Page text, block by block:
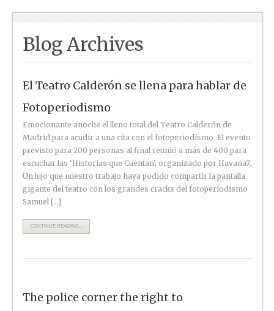
Blog Archives
El Teatro Calderón se llena para hablar de
Fotoperiodismo
Emocionante anoche el lleno total del Teatro Calderón de
Madrid para acudir a una cita con el fotoperiodismo. El evento
previsto para 200 personas al final reunió a más de 400 para
escuchar las ‘Historias que Cuentan’, organizado por Havana7.
Un lujo que nuestro trabajo haya podido compartir la pantalla
gigante del teatro con los grandes cracks del fotoperiodismo
Samuel […]
CONTINUE READING...
The police corner the right to